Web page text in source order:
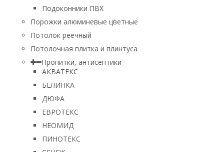
Подоконники ПВХ
Порожки алюминевые цветные
Потолок реечный
Потолочная плитка и плинтуса
Пропитки, антисептики
АКВАТЕКС
БЕЛИНКА
ДЮФА
ЕВРОТЕКС
НЕОМИД
ПИНОТЕКС